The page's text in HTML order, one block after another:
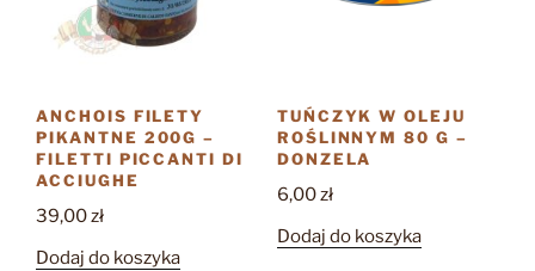
ANCHOIS FILETY
PIKANTNE 200G –
FILETTI PICCANTI DI
ACCIUGHE
39,00zł
Dodaj do koszyka
TUŃCZYK W OLEJU
ROŚLINNYM 80 G –
DONZELA
6,00zł
Dodaj do koszyka